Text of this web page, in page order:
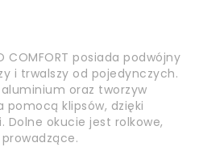
COMFORT posiada podwójny
i trwalszy od pojedynczych.
oraz tworzyw
pomocą klipsów, dzięki
Dolne okucie jest rolkowe,